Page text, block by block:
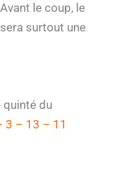
le coup, le
surtout une
quinté du
3 – 13 – 11